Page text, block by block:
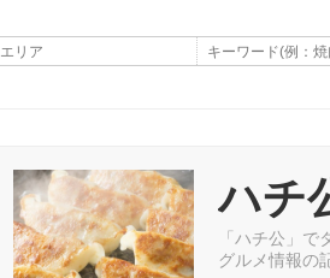
ハチ
「ハチ公」
グルメ情報の